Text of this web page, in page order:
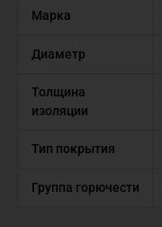
Марка
Диаметр
Толщина
изоляции
Тип покрытия
Группа горючести